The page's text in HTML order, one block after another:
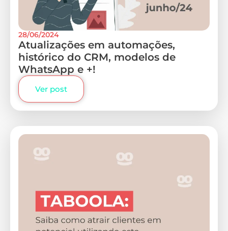
28/06/2024
Atualizações em automações,
histórico do CRM, modelos de
WhatsApp e +!
Ver post